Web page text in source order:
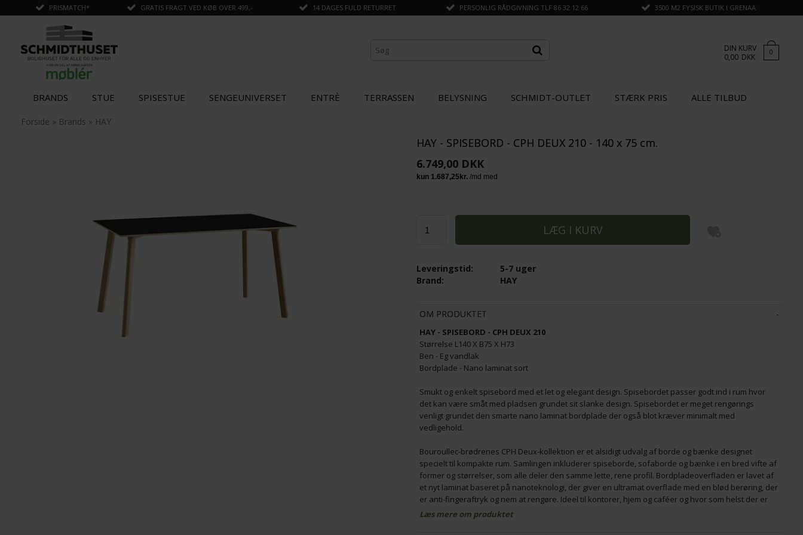
PRISMATCH* GRATIS FRAGT VED KØB OVER 499,- 14 DAGES FULD RETURRET PERSONLIG RÅDGIVNING TLF 86 32 12 66 3500 M2 FYSISK BUTIK I GRENAA
DIN KURV
0,00 DKK 0
BRANDS STUE SPISESTUE SENGEUNIVERSET ENTRÈ TERRASSEN BELYSNING SCHMIDT-OUTLET STÆRK PRIS ALLE TILBUD
✓Tilføjet til kurv
ANDRE KØBTE OGSÅ
HAY - KNIT - STUMPTJENER - HVID HAY - KNIT - STUMPTJENER - SORT HAY - KNIT - STUMPTJENER - TOFFEE
1.899,00 DKK
Forside » Brands » HAY
HAY - SPISEBORD - CPH DEUX 210 - 140 x 75 cm.
6.749,00 DKK
5-7 uger
Leveringstid:
HAY
Brand:
OM PRODUKTET
HAY - SPISEBORD - CPH DEUX 210
Størrelse L140 X B75 X H73
Ben - Eg vandlak
Bordplade - Nano laminat sort
Smukt og enkelt spisebord med et let og elegant design. Spisebordet passer godt ind i rum hvor
det kan være småt med pladsen grundet sit slanke design. Spisebordet er meget rengørings
venligt grundet den smarte nano laminat bordplade der også blot kræver minimalt med
vedligehold.
Bouroullec-brødrenes CPH Deux-kollektion er et alsidigt udvalg af borde og bænke designet
specielt til kompakte rum. Samlingen inkluderer spiseborde, sofaborde og bænke i en bred vifte af
former og størrelser, som alle deler den samme lette, rene profil. Bordpladeoverfladen er lavet af
et nyt laminat baseret på nanoteknologi, der giver en ultramat overflade med en blød berøring, der
er anti-fingeraftryk og nem at rengøre. Ideel til kontorer, hjem og caféer og hvor som helst der er
tæt på plads.
Læs mere om produktet